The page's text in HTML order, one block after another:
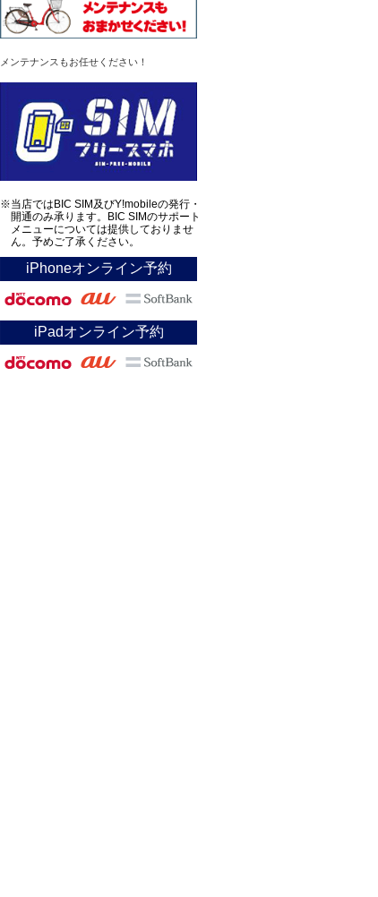
メンテナンスもお任せください！
※当店ではBIC SIM及びY!mobileの発行・
開通のみ承ります。BIC SIMのサポート
メニューについては提供しておりませ
ん。予めご了承ください。
iPhoneオンライン予約
iPadオンライン予約